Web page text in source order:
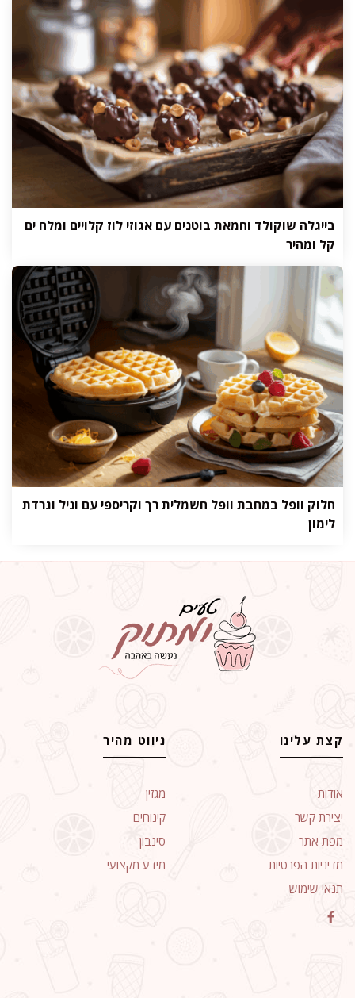
בייגלה שוקולד וחמאת בוטנים עם אגוזי לוז קלויים ומלח ים
קל ומהיר
חלוק וופל במחבת וופל חשמלית רך וקריספי עם וניל וגרדת
לימון
קצת עלינו
אודות
יצירת קשר
מפת אתר
מדיניות הפרטיות
תנאי שימוש
ניווט מהיר
מגזין
קינוחים
סינבון
מידע מקצועי